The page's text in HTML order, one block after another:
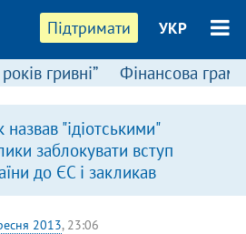
Підтримати УКР
гривні” Фінансова
назвав "ідіотськими"
заблокувати вступ
до ЄС і закликав
антиукраїнську
2013, 23:06